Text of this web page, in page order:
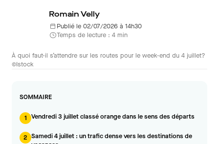
Romain Velly
Publié le 02/07/2026 à 14h30
Temps de lecture : 4 min
À quoi faut-il s’attendre sur les routes pour le week-end du 4 juillet?
©Istock
SOMMAIRE
1 Vendredi 3 juillet classé orange dans le sens des départs
2 Samedi 4 juillet : un trafic dense vers les destinations de